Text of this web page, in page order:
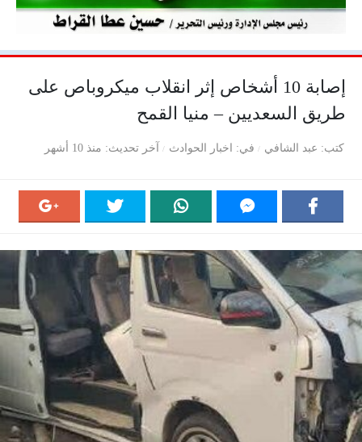
إصابة 10 أشخاص إثر انقلاب ميكروباص على
طريق السعديين – منيا القمح
كتب عبد الشافي في اخبار الحوادث آخر تحديث منذ 10 أشهر